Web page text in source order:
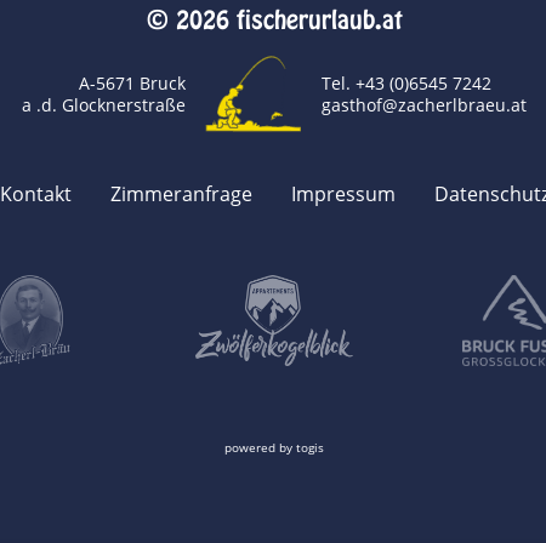
© 2026 fischerurlaub.at
A-5671 Bruck
a .d. Glocknerstraße
Tel. +43 (0)6545 7242
gasthof@zacherlbraeu.at
Kontakt Zimmeranfrage Impressum
powered by togis